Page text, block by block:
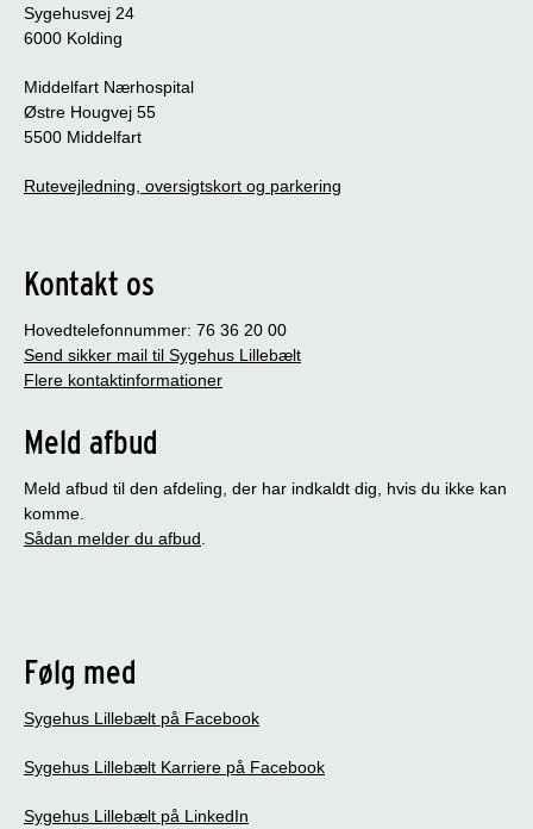
Sygehusvej 24
6000 Kolding
Middelfart Nærhospital
Østre Hougvej 55
5500 Middelfart
Rutevejledning, oversigtskort og parkering
Kontakt os
Hovedtelefonnummer: 76 36 20 00
Send sikker mail til Sygehus Lillebælt
Flere kontaktinformationer
Meld afbud
Meld afbud til den afdeling, der har indkaldt dig, hvis du ikke kan
komme.
Sådan melder du afbud.
Følg med
Sygehus Lillebælt på Facebook
Sygehus Lillebælt Karriere på Facebook
Sygehus Lillebælt på LinkedIn